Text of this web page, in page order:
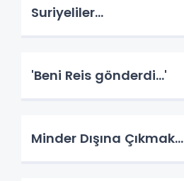
Suriyeliler…
'Beni Reis gönderdi...'
Minder Dışına Çıkmak...